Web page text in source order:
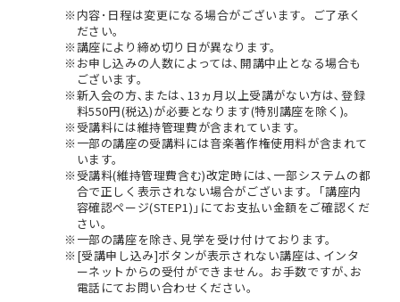
内容･日程は変更になる場合がございます。ご了承く
ださい。
講座により締め切り日が異なります。
お申し込みの人数によっては､開講中止となる場合も
ございます。
新入会の方､または､13ヵ月以上受講がない方は､登録
料550円(税込)が必要となります(特別講座を除く)。
受講料には維持管理費が含まれています。
一部の講座の受講料には音楽著作権使用料が含まれて
います。
受講料(維持管理費含む)改定時には､一部システムの都
合で正しく表示されない場合がございます。｢講座内
容確認ページ(STEP1)｣にてお支払い金額をご確認くだ
さい。
一部の講座を除き､見学を受け付けております。
[受講申し込み]ボタンが表示されない講座は､インタ
ーネットからの受付ができません。お手数ですが､お
電話にてお問い合わせください。